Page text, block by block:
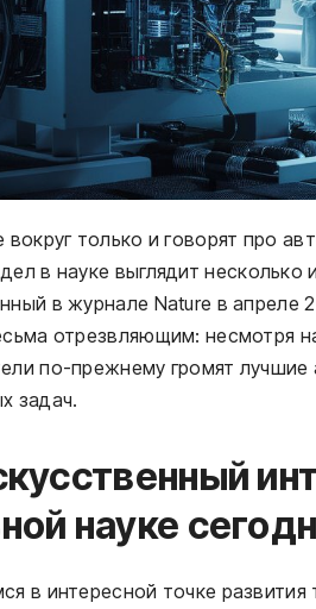
вокруг только и говорят про
в науке выглядит несколько
в журнале Nature в апреле
отрезвляющим: несмотря
по-прежнему громят
задач.
науке
в интересной точке